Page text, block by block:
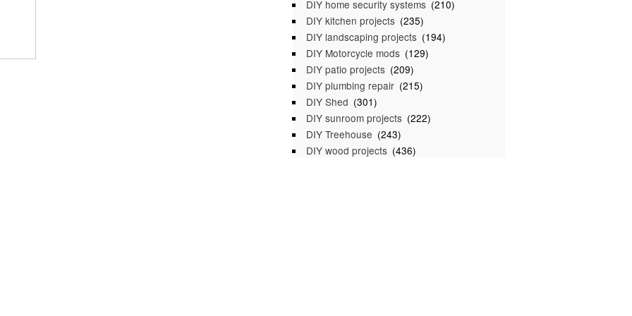
DIY home security systems (210)
DIY kitchen projects (235)
DIY landscaping projects (194)
DIY Motorcycle mods (129)
DIY patio projects (209)
DIY plumbing repair (215)
DIY Shed (301)
DIY sunroom projects (222)
DIY Treehouse (243)
DIY wood projects (436)